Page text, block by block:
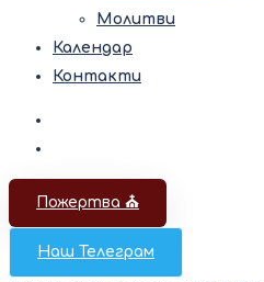
Молитви
Календар
Контакти
Пожертва ⛪️
Наш Телеграм